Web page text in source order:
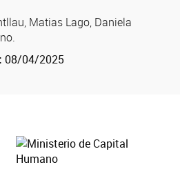
Matias Lago, Daniela
08/04/2025